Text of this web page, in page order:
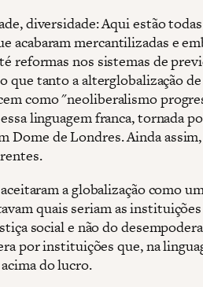
diversidade: Aqui estão
acabaram mercantilizadas e
reformas nos sistemas de
que tanto a alterglobalização
como "neoliberalismo
linguagem franca, tornada
Dome de Londres. Ainda assim,
a globalização como
quais seriam as
social e não do
por instituições que, na
do lucro.